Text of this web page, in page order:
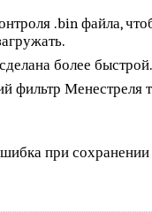
.bin файла,
более быстрой.
фильтр Менестреля
при сохранении